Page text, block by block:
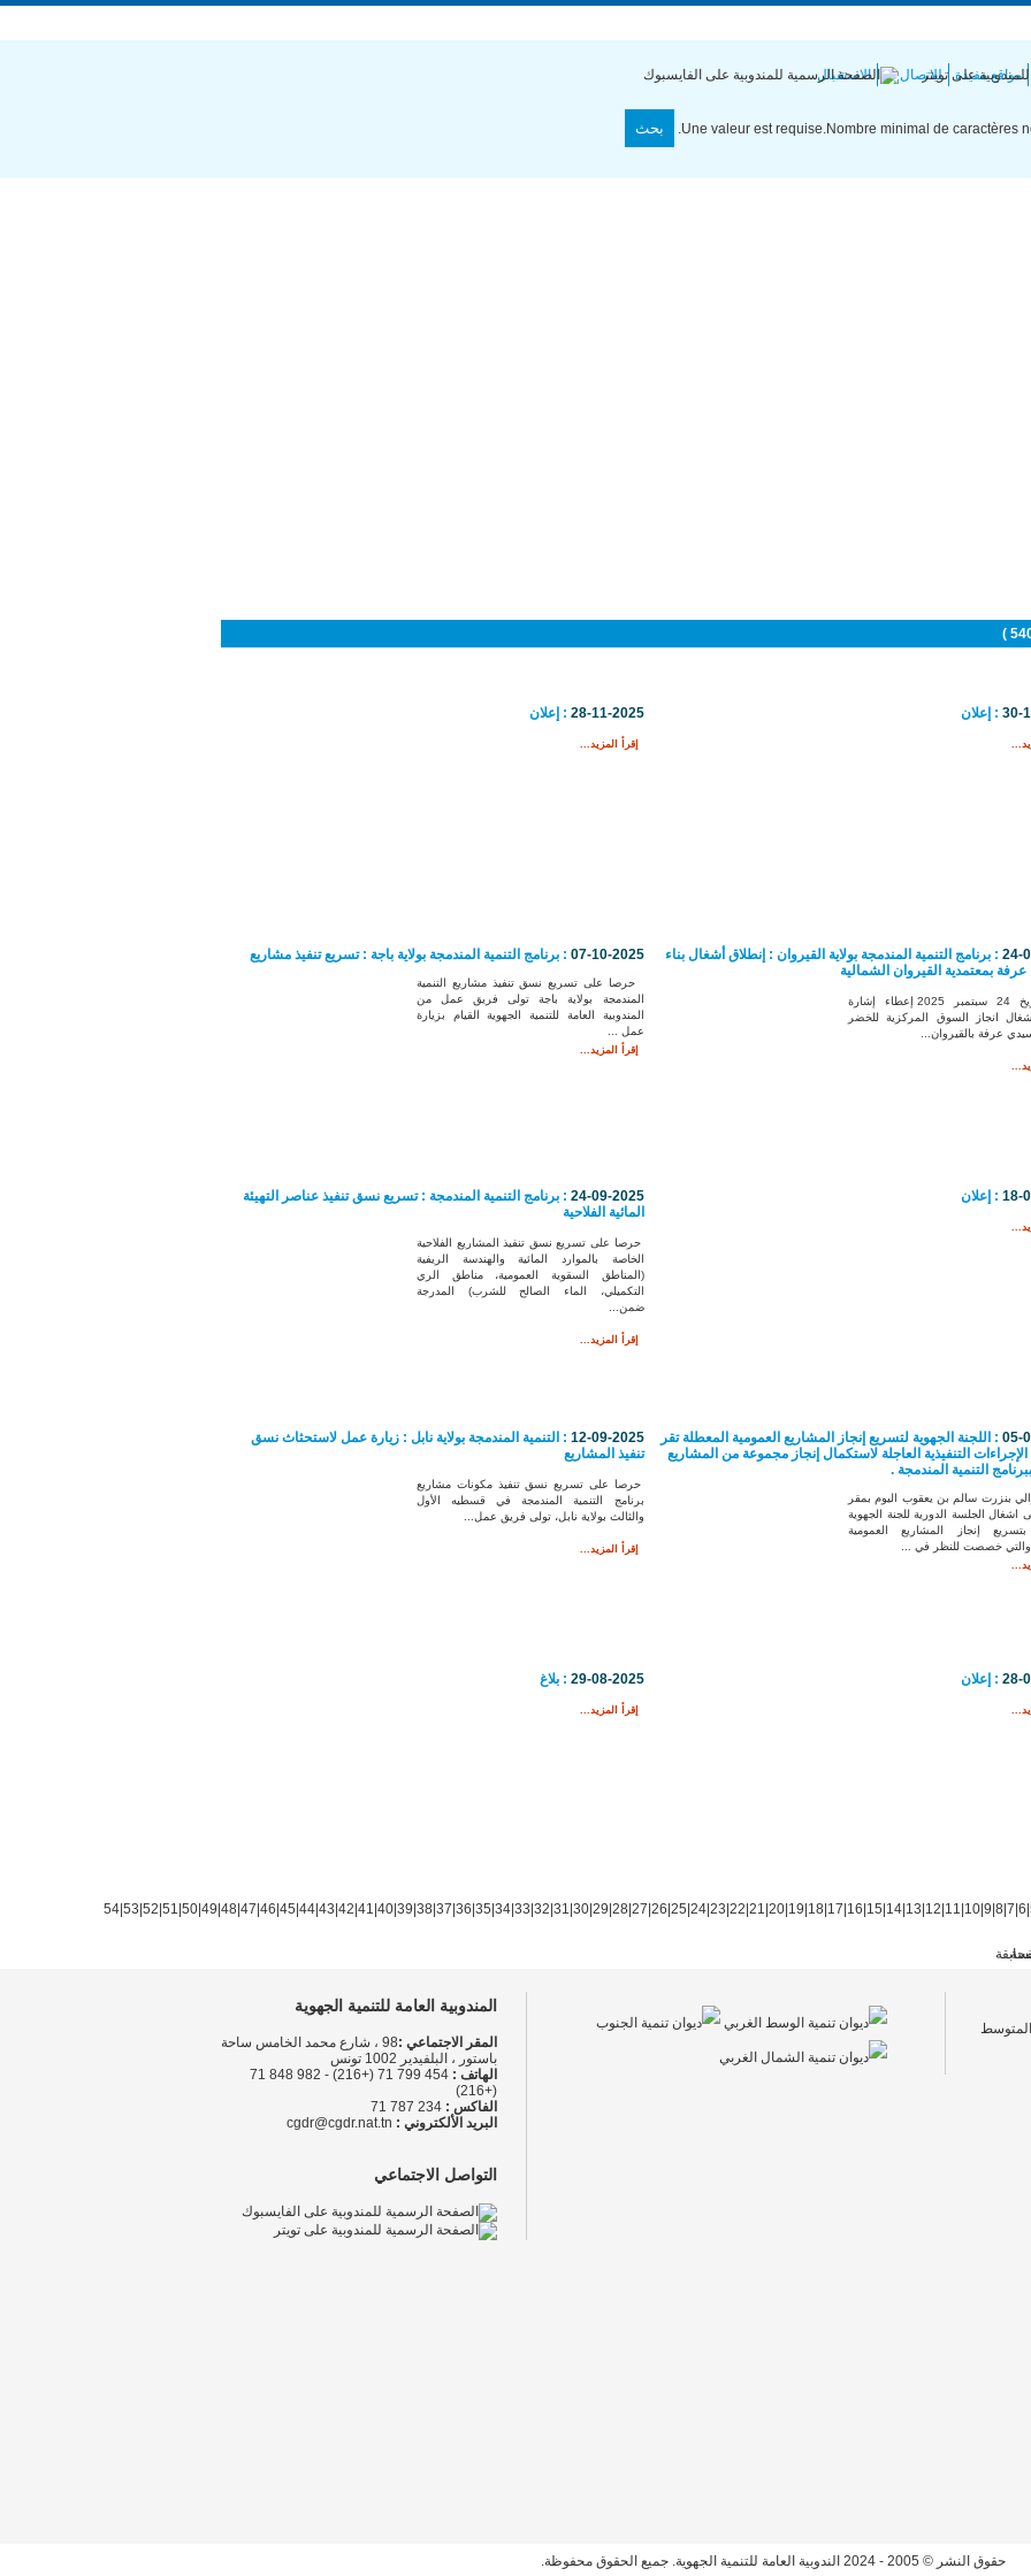
Une valeur est requise.Nombre minimal de caractères
مواقع مفيدة للاتصال بنا الاستقبال
28-11-2025 : إعلان
إقرأ المزيد...
30- : إعلان
07-10-2025 : برنامج التنمية المندمجة بولاية باجة : تسريع تنفيذ مشاريع
حرصا على تسريع نسق تنفيذ مشاريع التنمية
المندمجة بولاية باجة تولى فريق عمل من
المندوبية العامة للتنمية الجهوية القيام بزيارة
عمل ...
إقرأ المزيد...
24- : برنامج التنمية المندمجة بولاية القيروان : إنطلاق أشغال بناء
بمعتمدية القيروان الشمالية
تم بتاريخ 24 سبتمبر 2025 إعطاء إشارة
انجاز السوق المركزية للخضر
عرفة بالقيروان...
24-09-2025 : برنامج التنمية المندمجة : تسريع نسق تنفيذ عناصر التهيئة
المائية الفلاحية
حرصا على تسريع نسق تنفيذ المشاريع الفلاحية
الخاصة بالموارد المائية والهندسة الريفية
(المناطق السقوية العمومية، مناطق الري
التكميلي، الماء الصالح للشرب) المدرجة
ضمن...
إقرأ المزيد...
18- : إعلان
12-09-2025 : التنمية المندمجة بولاية نابل : زيارة عمل لاستحثاث نسق
تنفيذ المشاريع
حرصا على تسريع نسق تنفيذ مكونات مشاريع
برنامج التنمية المندمجة في قسطيه الأول
والثالث بولاية نابل، تولى فريق عمل...
إقرأ المزيد...
05- : اللجنة الجهوية لتسريع إنجاز المشاريع العمومية المعطلة تقر
التنفيذية العاجلة لاستكمال إنجاز مجموعة من المشاريع
التنمية المندمجة .
بنزرت سالم بن يعقوب اليوم بمقر
اشغال الجلسة الدورية للجنة الجهوية
بتسريع إنجاز المشاريع العمومية
والتي خصصت للنظر في ...
29-08-2025 : بلاغ
إقرأ المزيد...
28- : إعلان
6
7
8
9
10
11
12
13
14
15
16
17
18
19
20
21
22
23
24
25
26
27
28
29
30
31
32
33
34
35
36
37
38
39
40
41
42
43
44
45
46
47
48
49
50
51
52
53
54
المندوبية العامة للتنمية الجهوية
المقر الاجتماعي :
98 ، شارع محمد الخامس ساحة
باستور ، البلفيدير 1002 تونس
الهاتف :
454 799 71 (+216) - 982 848 71
(+216)
الفاكس :
البريد الألكتروني : cgdr@cgdr.nat.tn
التواصل الاجتماعي
حقوق النشر © 2005 - 2024 الندوبية العامة للتنمية الجهوية. جميع الحقوق محفوظة.